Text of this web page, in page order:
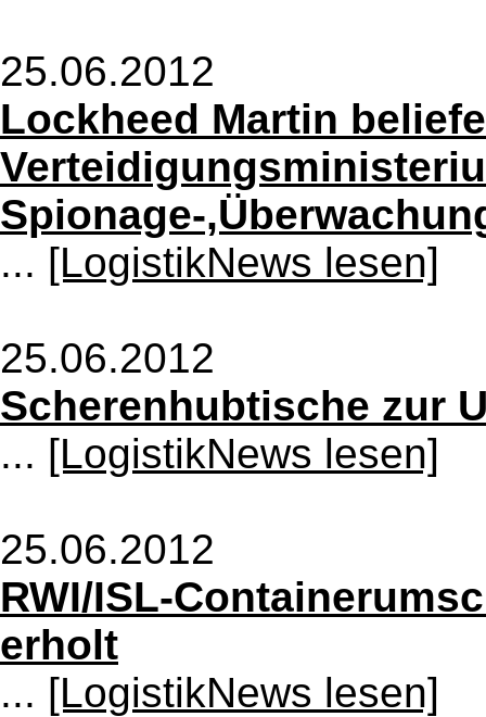
25.06.2012
Lockheed Martin
Spionage-
... [LogistikNews lesen]
25.06.2012
Scherenhubtische zur
... [LogistikNews lesen]
25.06.2012
RWI/ISL-
erholt
... [LogistikNews lesen]